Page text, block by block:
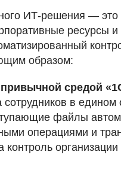
ИТ-решения —
ресурсы
образом:
средой
в
файлы
операциями и
контроль